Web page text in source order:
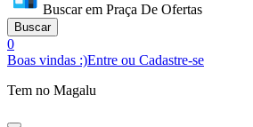
Buscar em Praça De Ofertas
Buscar
0
Boas vindas :)Entre ou Cadastre-se
Tem no Magalu